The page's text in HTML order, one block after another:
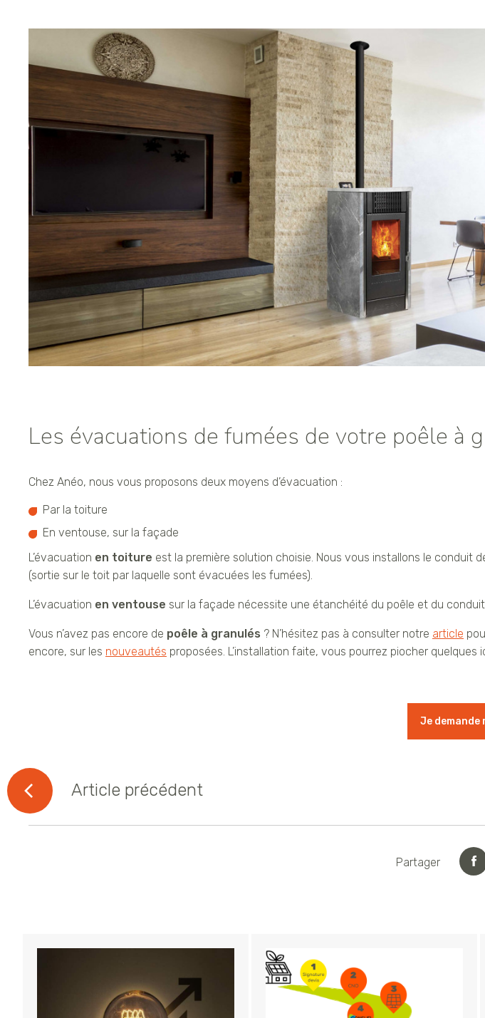
Les évacuations de fumées de votre poêle à
Chez Anéo, nous vous proposons deux moyens d’évacuation :
Par la toiture
En ventouse, sur la façade
L’évacuation en toiture est la première solution choisie. Nous vous installons le conduit
(sortie sur le toit par laquelle sont évacuées les fumées).
L’évacuation en ventouse sur la façade nécessite une étanchéité du poêle et du
Vous n’avez pas encore de poêle à granulés ? N’hésitez pas à consulter notre article
encore, sur les nouveautés proposées. L’installation faite, vous pourrez piocher
Je demande
Article précédent
Partager